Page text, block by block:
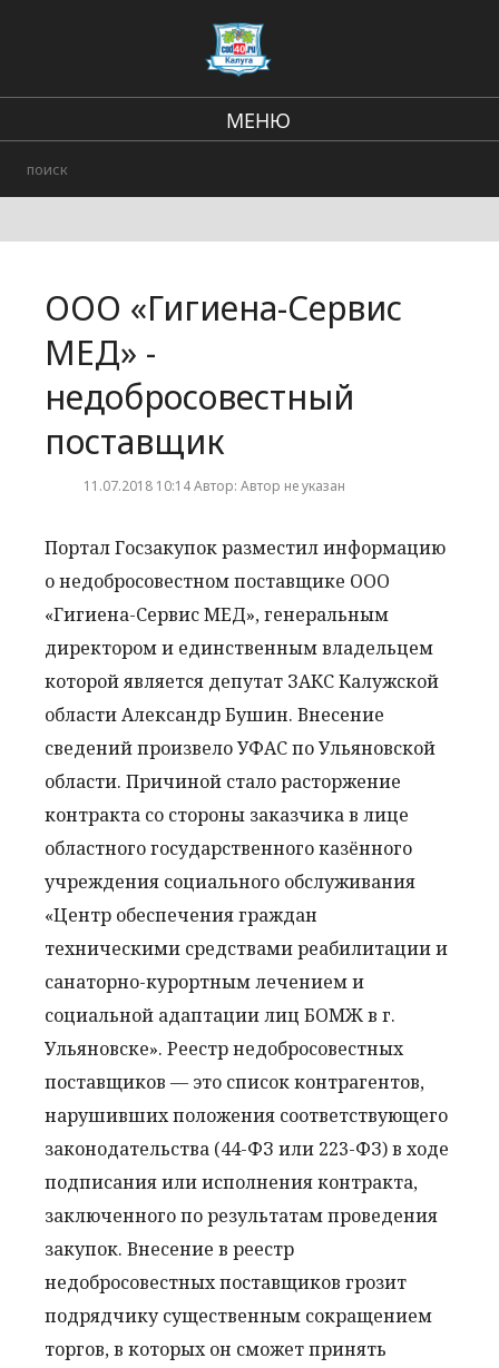
МЕНЮ
Происшествия
ООО «Гигиена-Сервис
МЕД» -
недобросовестный
поставщик
11.07.2018 10:14 Автор: Автор не указан
Портал Госзакупок разместил информацию
о недобросовестном поставщике ООО
«Гигиена-Сервис МЕД», генеральным
директором и единственным владельцем
которой является депутат ЗАКС Калужской
области Александр Бушин. Внесение
сведений произвело УФАС по Ульяновской
области. Причиной стало расторжение
контракта со стороны заказчика в лице
областного государственного казённого
учреждения социального обслуживания
«Центр обеспечения граждан
техническими средствами реабилитации и
санаторно-курортным лечением и
социальной адаптации лиц БОМЖ в г.
Ульяновске». Реестр недобросовестных
поставщиков — это список контрагентов,
нарушивших положения соответствующего
законодательства (44-ФЗ или 223-ФЗ) в ходе
подписания или исполнения контракта,
заключенного по результатам проведения
закупок. Внесение в реестр
недобросовестных поставщиков грозит
подрядчику существенным сокращением
торгов, в которых он сможет принять